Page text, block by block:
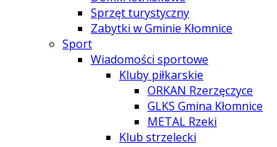
Sprzęt turystyczny
Zabytki w Gminie Kłomnice
Sport
Wiadomości sportowe
Kluby piłkarskie
ORKAN Rzerzęczyce
GLKS Gmina Kłomnice
METAL Rzeki
Klub strzelecki